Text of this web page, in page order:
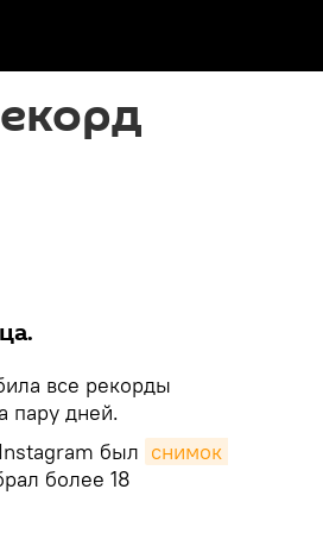
все рекорды
пару дней.
был снимок
более 18